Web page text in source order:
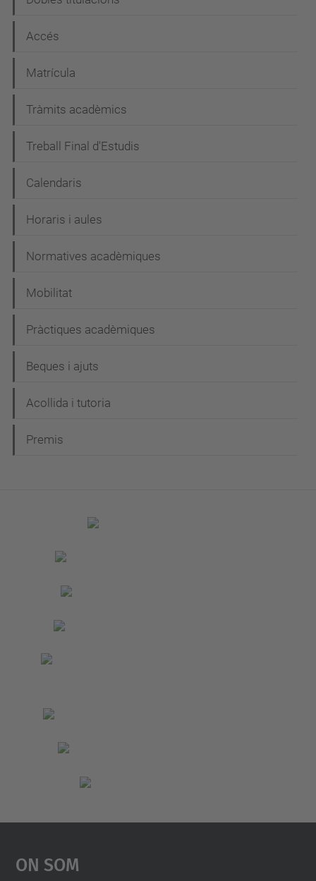
Accés
Matrícula
Tràmits acadèmics
Treball Final d'Estudis
Calendaris
Horaris i aules
Normatives acadèmiques
Mobilitat
Pràctiques acadèmiques
Beques i ajuts
Acollida i tutoria
Premis
On Som